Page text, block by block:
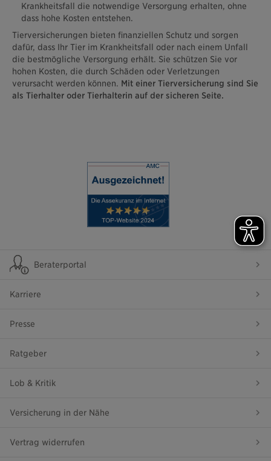
Krankheitsfall die notwendige Versorgung erhalten, ohne
dass hohe Kosten entstehen.
Tierversicherungen bieten finanziellen Schutz und sorgen
dafür, dass Ihr Tier im Krankheitsfall oder nach einem Unfall
die bestmögliche Versorgung erhält. Sie schützen Sie vor
hohen Kosten, die durch Schäden oder Verletzungen
verursacht werden können. Mit einer Tierversicherung sind Sie
als Tierhalter oder Tierhalterin auf der sicheren Seite.
Beraterportal
Karriere
Presse
Ratgeber
Lob & Kritik
Versicherung in der Nähe
Vertrag widerrufen